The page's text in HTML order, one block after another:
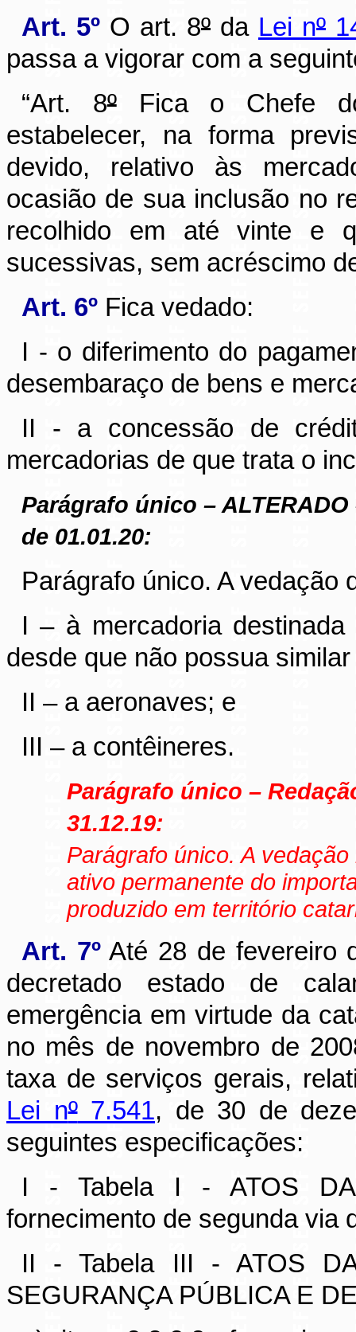
Art. 5ºO art. 8ºda Lei nº
passa a vigorar com a
“Art. 8ºFica o Chefe do
estabelecer, na forma
devido, relativo às
ocasião de sua inclusão no
recolhido em até vinte e
sucessivas, sem acréscimo
Art. 6ºFica vedado:
I - o diferimento do
desembaraço de bens e
II - a concessão de
mercadorias de que trata o
Parágrafo único –
de 01.01.20:
Parágrafo único. A vedação
I – à mercadoria
desde que não possua
II – a aeronaves; e
III – a contêineres.
Parágrafo único –
31.12.19:
Parágrafo único. A
ativo permanente do
produzido em território
Art. 7ºAté 28 de fevereiro
decretado estado de
emergência em virtude da
no mês de novembro de
taxa de serviços gerais,
Lei nº7.541, de 30 de
seguintes especificações:
I - Tabela I - ATOS DA
fornecimento de segunda via
II - Tabela III - ATOS
SEGURANÇA PÚBLICA E